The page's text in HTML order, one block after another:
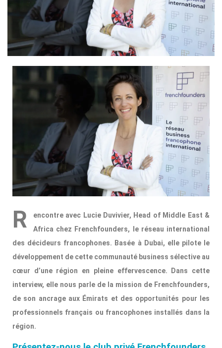
R
encontre avec Lucie Duvivier, Head of Middle East &
Africa chez Frenchfounders, le réseau international
des décideurs francophones. Basée à Dubai, elle pilote le
développement de cette communauté business sélective au
cœur d’une région en pleine effervescence. Dans cette
interview, elle nous parle de la mission de Frenchfounders,
de son ancrage aux Émirats et des opportunités pour les
professionnels français ou francophones installés dans la
région.